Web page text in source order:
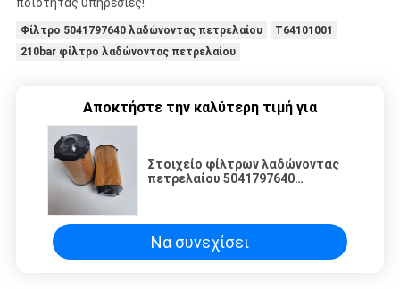
ποιότητας υπηρεσίες!
Φίλτρο 5041797640 λαδώνοντας πετρελαίου
T64101001
210bar φίλτρο λαδώνοντας πετρελαίου
Αποκτήστε την καλύτερη τιμή για
Στοιχείο φίλτρων λαδώνοντας
πετρελαίου 5041797640
πετρελαίου SAIC
Να συνεχίσει